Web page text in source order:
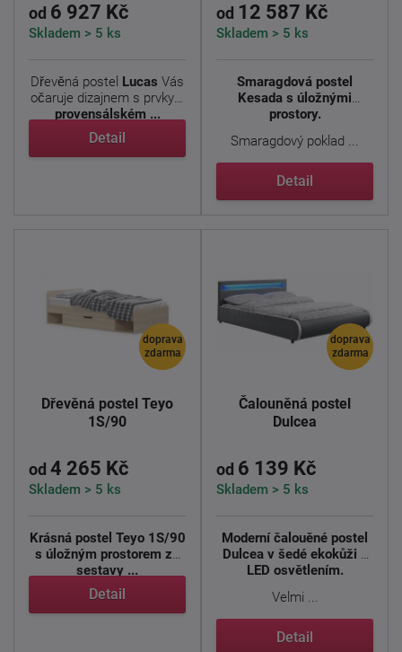
od 6 927 Kč
Skladem > 5 ks
Dřevěná postel Lucas Vás
očaruje dizajnem s prvky v
provensálském ...
Detail
od 12 587 Kč
Skladem > 5 ks
Smaragdová postel
Kesada s úložnými
prostory.
Smaragdový poklad ...
Detail
doprava
zdarma
Dřevěná postel Teyo
1S/90
od 4 265 Kč
Skladem > 5 ks
Krásná postel Teyo 1S/90
s úložným prostorem ze
sestavy ...
Detail
doprava
zdarma
Čalouněná postel
Dulcea
od 6 139 Kč
Skladem > 5 ks
Moderní čalouěné postel
Dulcea v šedé ekokůži s
LED osvětlením.
Velmi ...
Detail